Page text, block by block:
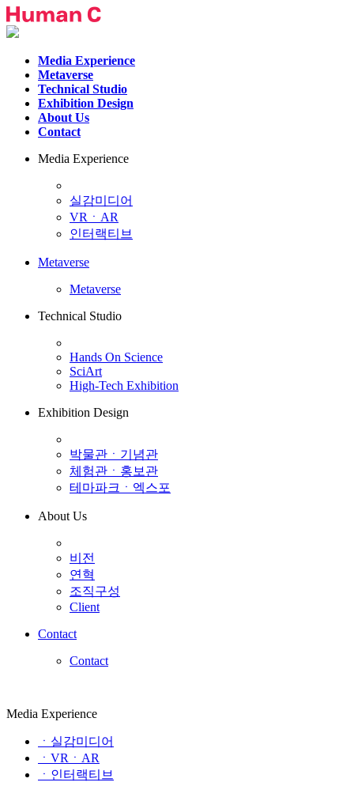
Media Experience
Metaverse
Technical Studio
Exhibition Design
About Us
Contact
Media Experience
실감미디어
VRㆍAR
인터랙티브
Metaverse
Metaverse
Technical Studio
Hands On Science
SciArt
High-Tech Exhibition
Exhibition Design
박물관ㆍ기념관
체험관ㆍ홍보관
테마파크ㆍ엑스포
About Us
비전
연혁
조직구성
Client
Contact
Contact
Media Experience
ㆍ실감미디어
ㆍVRㆍAR
ㆍ인터랙티브